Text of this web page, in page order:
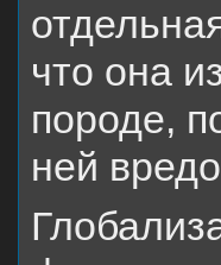
что она
породе,
ней